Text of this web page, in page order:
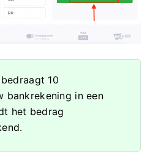
​​10
bankrekening in een
het bedrag